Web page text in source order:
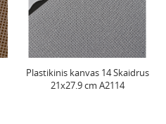
Plastikinis kanvas 14 Skaidrus
21x27.9 cm A2114